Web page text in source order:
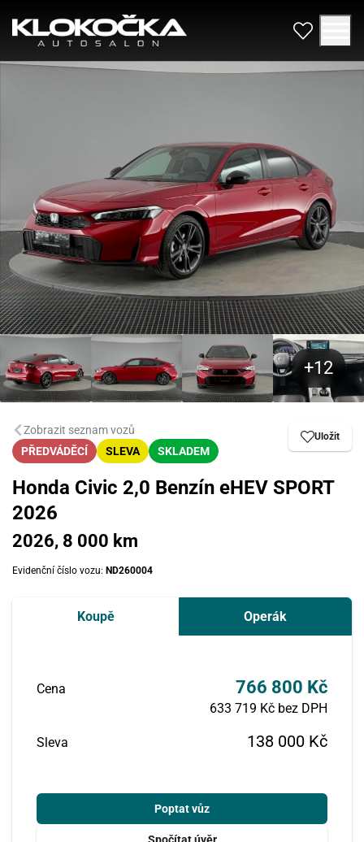
Zobrazit seznam vozů
PŘEDVÁDĚCÍ
SLEVA SKLADEM
Uložit
Honda Civic 2,0 Benzín eHEV SPORT
2026
2026, 8 000 km
Evidenční číslo vozu: ND260004
Koupě Operák
Cena 766 800 Kč
633 719 Kč bez DPH
Sleva 138 000 Kč
Poptat vůz